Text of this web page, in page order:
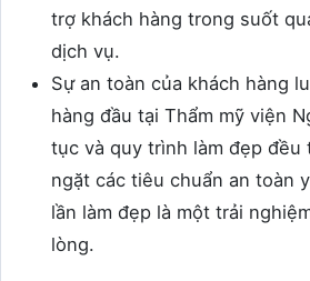
trợ khách hàng trong suốt
dịch vụ.
Sự an toàn của khách hàng
hàng đầu tại Thẩm mỹ viện
tục và quy trình làm đẹp đều
ngặt các tiêu chuẩn an toàn
lần làm đẹp là một trải
lòng.